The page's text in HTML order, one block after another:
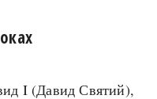
I (Давид Святий),